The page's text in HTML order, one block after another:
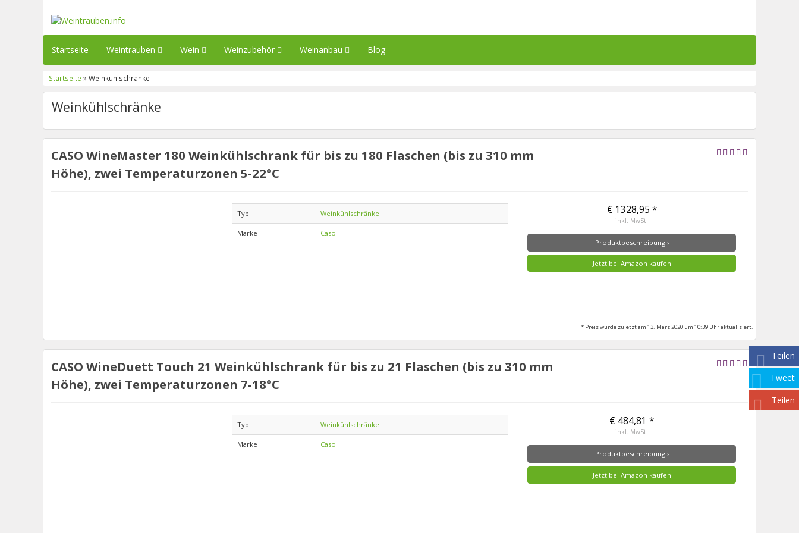
Startseite Weintrauben Wein Weinzubehör Weinanbau Blog
Startseite » Weinkühlschränke
Teilen
Tweet
Teilen
Weinkühlschränke
CASO WineMaster 180 Weinkühlschrank für bis zu 180 Flaschen (bis zu 310 mm
Höhe), zwei Temperaturzonen 5-22°C
Typ Weinkühlschränke
Marke Caso
€ 1328,95 *
inkl. MwSt.
Produktbeschreibung ›
* Preis wurde zuletzt am 13. März 2020 um 10:39 Uhr aktualisiert.
CASO WineDuett Touch 21 Weinkühlschrank für bis zu 21 Flaschen (bis zu 310 mm
Höhe), zwei Temperaturzonen 7-18°C
Typ Weinkühlschränke
Marke Caso
€ 484,81 *
inkl. MwSt.
Produktbeschreibung ›